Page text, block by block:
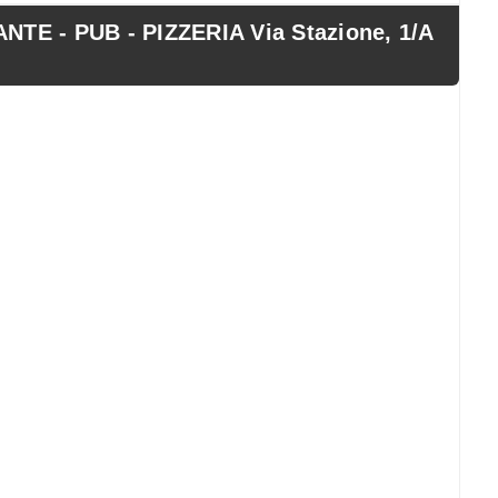
- PUB - PIZZERIA Via Stazione, 1/A